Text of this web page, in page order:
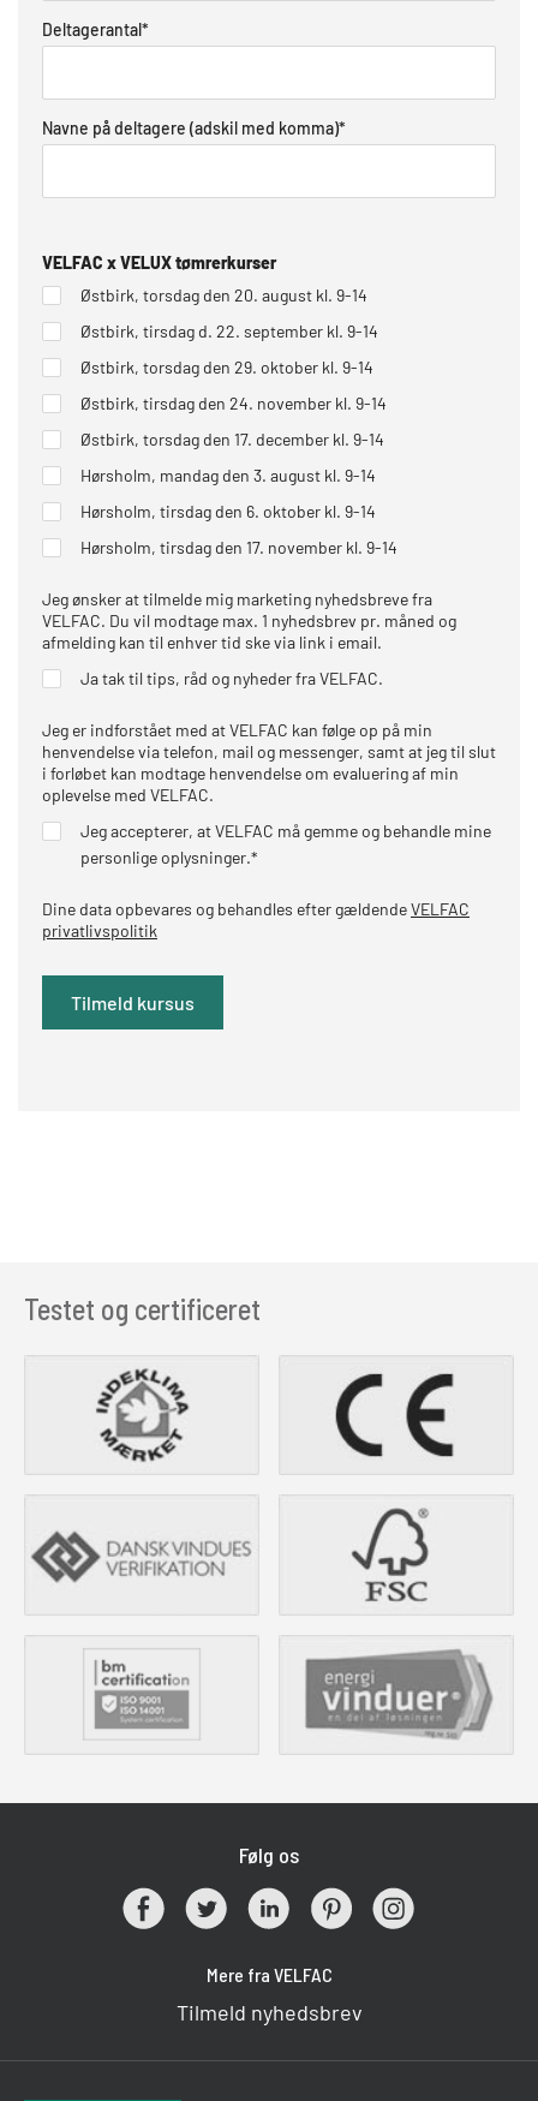
Deltagerantal*
Navne på deltagere (adskil med komma)*
VELFAC x VELUX tømrerkurser
Østbirk, torsdag den 20. august kl. 9-14
Østbirk, tirsdag d. 22. september kl. 9-14
Østbirk, torsdag den 29. oktober kl. 9-14
Østbirk, tirsdag den 24. november kl. 9-14
Østbirk, torsdag den 17. december kl. 9-14
Hørsholm, mandag den 3. august kl. 9-14
Hørsholm, tirsdag den 6. oktober kl. 9-14
Hørsholm, tirsdag den 17. november kl. 9-14
Jeg ønsker at tilmelde mig marketing nyhedsbreve fra
VELFAC. Du vil modtage max. 1 nyhedsbrev pr. måned og
afmelding kan til enhver tid ske via link i email.
Ja tak til tips, råd og nyheder fra VELFAC.
Jeg er indforstået med at VELFAC kan følge op på min
henvendelse via telefon, mail og messenger, samt at jeg til slut
i forløbet kan modtage henvendelse om evaluering af min
oplevelse med VELFAC.
Jeg accepterer, at VELFAC må gemme og behandle mine
personlige oplysninger.*
Dine data opbevares og behandles efter gældendeVELFAC
privatlivspolitik
Testet og certificeret
Følg os
Mere fra VELFAC
Tilmeld nyhedsbrev